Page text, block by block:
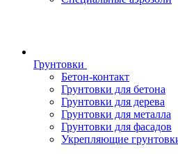
Грунтовки
Бетон-контакт
Грунтовки для бетона
Грунтовки для дерева
Грунтовки для металла
Грунтовки для фасадов
Укрепляющие